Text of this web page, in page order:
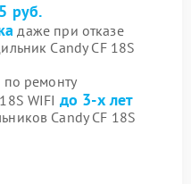
руб.
даже при отказе
Candy CF 18S
ремонту
WIFI до 3-х лет
Candy CF 18S